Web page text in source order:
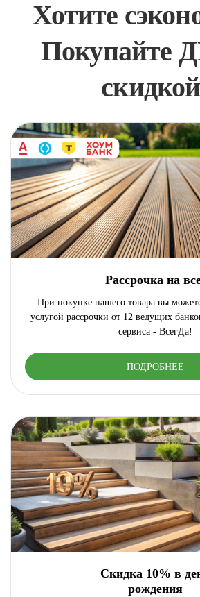
Хотите
Покупайте
Рассрочка на
При покупке нашего товара вы можете
услугой рассрочки от 12 ведущих
сервиса - ВсегДа!
ПОДРОБНЕЕ
Скидка 10% в
рождения